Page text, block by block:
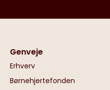
Genveje
Erhverv
Børnehjertefonden